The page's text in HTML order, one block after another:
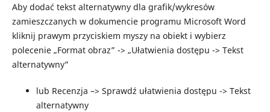
Aby dodać tekst alternatywny dla grafik/wykresów
zamieszczanych w dokumencie programu Microsoft Word
kliknij prawym przyciskiem myszy na obiekt i wybierz
polecenie „Format obraz” -> „Ułatwienia dostępu -> Tekst
alternatywny”
lub Recenzja –> Sprawdź ułatwienia dostępu -> Tekst
alternatywny